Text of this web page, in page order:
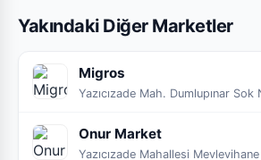
Yakındaki Diğer Marketler
Migros
Yazıcızade Mah. Dumlupınar Sok
Onur Market